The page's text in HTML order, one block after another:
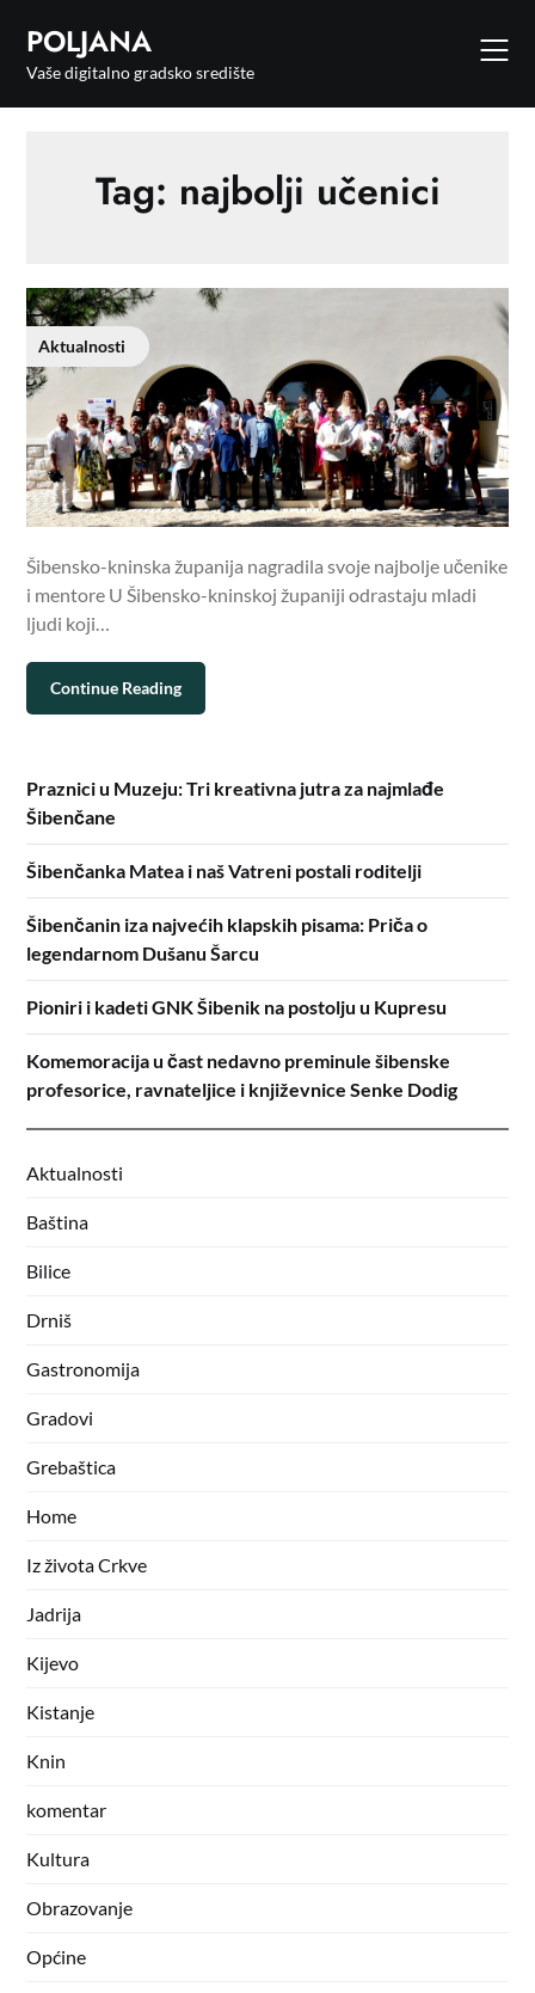
POLJANA
Vaše digitalno gradsko središte
Tag: najbolji učenici
Aktualnosti
Šibensko-kninska županija nagradila svoje najbolje učenike
i mentore U Šibensko-kninskoj županiji odrastaju mladi
ljudi koji…
Continue Reading
Praznici u Muzeju: Tri kreativna jutra za najmlađe
Šibenčane
Šibenčanka Matea i naš Vatreni postali roditelji
Šibenčanin iza najvećih klapskih pisama: Priča o
legendarnom Dušanu Šarcu
Pioniri i kadeti GNK Šibenik na postolju u Kupresu
Komemoracija u čast nedavno preminule šibenske
profesorice, ravnateljice i književnice Senke Dodig
Aktualnosti
Baština
Bilice
Drniš
Gastronomija
Gradovi
Grebaštica
Home
Iz života Crkve
Jadrija
Kijevo
Kistanje
Knin
komentar
Kultura
Obrazovanje
Općine